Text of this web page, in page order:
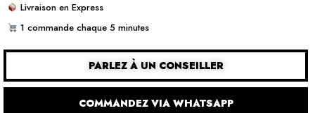
Livraison en Express
1 commande chaque 5 minutes
PARLEZ À UN CONSEILLER
COMMANDEZ VIA WHATSAPP